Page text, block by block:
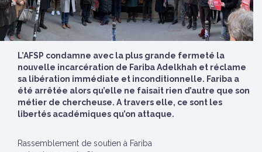
L’AFSP condamne avec la plus grande fermeté la
nouvelle incarcération de Fariba Adelkhah et réclame
sa libération immédiate et inconditionnelle. Fariba a
été arrêtée alors qu’elle ne faisait rien d’autre que son
métier de chercheuse. A travers elle, ce sont les
libertés académiques qu’on attaque.
Rassemblement de soutien à Fariba